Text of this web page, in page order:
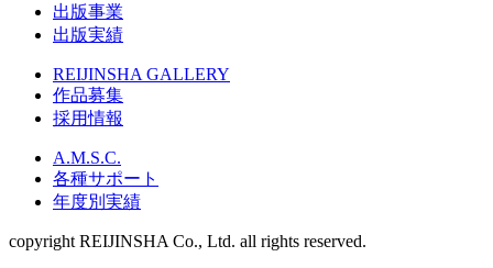
出版事業
出版実績
REIJINSHA GALLERY
作品募集
採用情報
A.M.S.C.
各種サポート
年度別実績
copyright REIJINSHA Co., Ltd. all rights reserved.